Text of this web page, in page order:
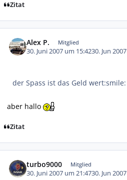
Zitat
Alex P. Mitglied
30. Juni 2007 um 15:4230. Jun 2007
der Spass ist das Geld wert:smile:
aber hallo
Zitat
turbo9000 Mitglied
30. Juni 2007 um 21:4730. Jun 2007